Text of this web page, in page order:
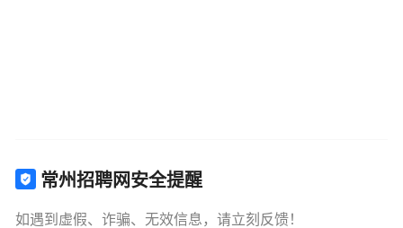
常州招聘网安全提醒
如遇到虚假、诈骗、无效信息，请立刻反馈！